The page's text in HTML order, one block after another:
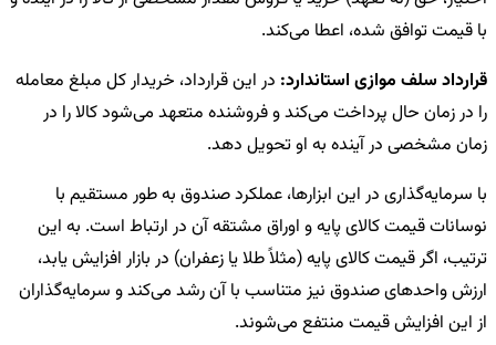
با قیمت توافق شده، اعطا می‌کند.
قرارداد سلف موازی استاندارد: در این قرارداد، خریدار کل مبلغ معامله
را در زمان حال پرداخت می‌کند و فروشنده متعهد می‌شود کالا را در
زمان مشخصی در آینده به او تحویل دهد.
با سرمایه‌گذاری در این ابزارها، عملکرد صندوق به طور مستقیم با
نوسانات قیمت کالای پایه و اوراق مشتقه آن در ارتباط است. به این
ترتیب، اگر قیمت کالای پایه (مثلاً طلا یا زعفران) در بازار افزایش یابد،
ارزش واحدهای صندوق نیز متناسب با آن رشد می‌کند و سرمایه‌گذاران
از این افزایش قیمت منتفع می‌شوند.